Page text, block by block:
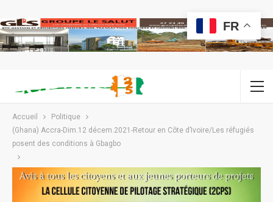
Accueil
Politique
(Ghana) Accra-Dim.12 décem.2021-Retour en Côte d’Ivoire/Les réfugiés
posent des conditions à Gbagbo
FR